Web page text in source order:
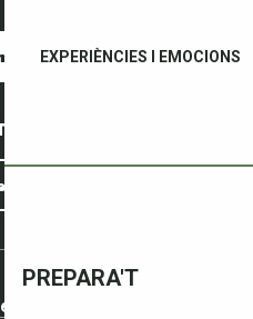
EXPERIÈNCIES I EMOCIONS
PREPARA'T
nosaltres
PEDRES.
al butlletí